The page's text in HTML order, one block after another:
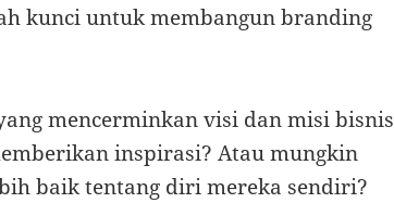
kunci untuk membangun branding
mencerminkan visi dan misi bisnis
inspirasi? Atau mungkin
baik tentang diri mereka sendiri?